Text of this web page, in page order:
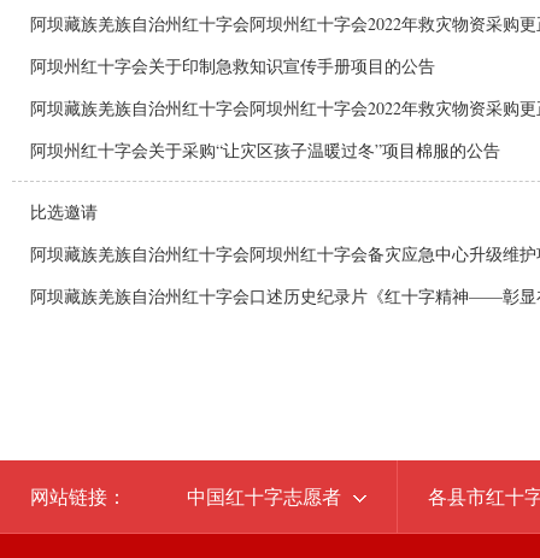
阿坝藏族羌族自治州红十字会阿坝州红十字会2022年救灾物资采购
阿坝州红十字会关于印制急救知识宣传手册项目的公告
阿坝藏族羌族自治州红十字会阿坝州红十字会2022年救灾物资采购
阿坝州红十字会关于采购“让灾区孩子温暖过冬”项目棉服的公告
比选邀请
阿坝藏族羌族自治州红十字会阿坝州红十字会备灾应急中心升级维
阿坝藏族羌族自治州红十字会口述历史纪录片《红十字精神——彰显
网站链接： 中国红十字志愿者 各县市红十